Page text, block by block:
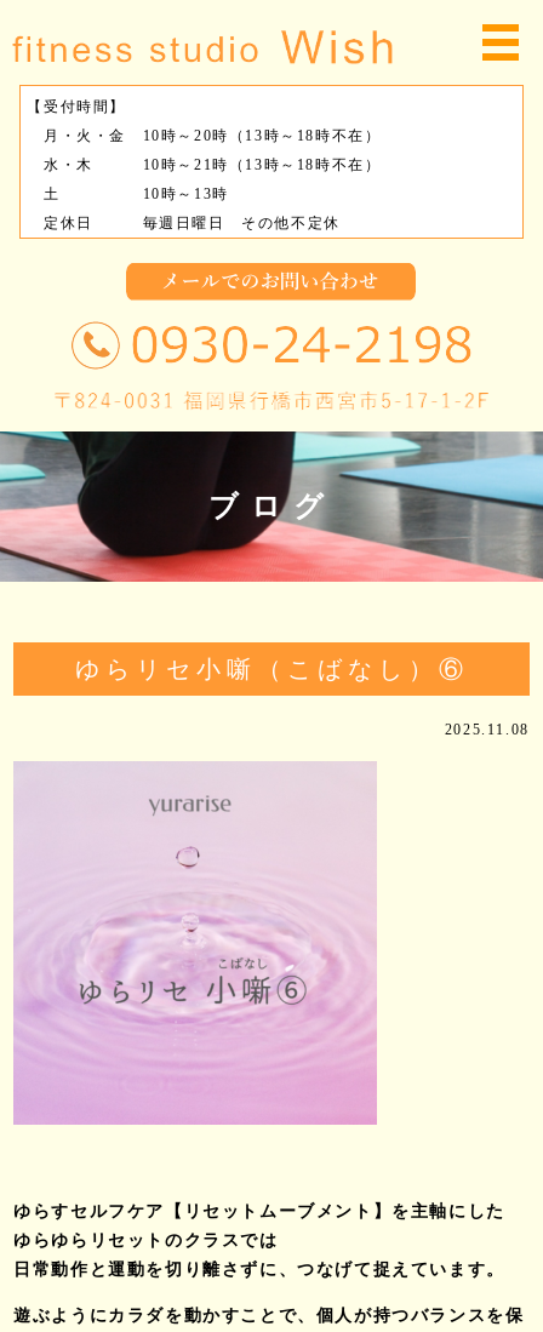
【受付時間】
月・火・金 10時～20時（13時～18時不在）
水・木 10時～21時（13時～18時不在）
土 10時～13時
定休日 毎週日曜日 その他不定休
ブログ
ゆらリセ小噺（こばなし）⑥
2025.11.08
ゆらすセルフケア【リセットムーブメント】を主軸にした
ゆらゆらリセットのクラスでは
日常動作と運動を切り離さずに、つなげて捉えています。
遊ぶようにカラダを動かすことで、個人が持つバランスを保